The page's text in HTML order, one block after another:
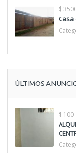
$
Casa
ÚLTIMOS
$ 100